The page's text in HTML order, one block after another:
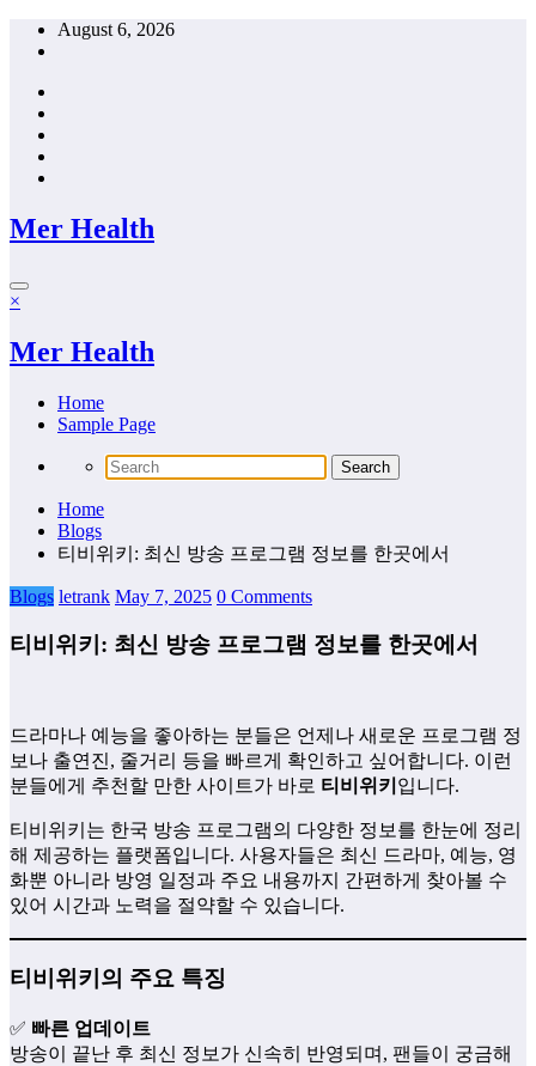
Skip
August 6, 2026
Mer Health
×
Mer Health
Home
Sample Page
Home
Blogs
티비위키: 최신 방송 프로그램 정보를 한곳에서
Blogs letrank May 7, 2025 0 Comments
티비위키: 최신 방송 프로그램 정보를 한곳에서
드라마나 예능을 좋아하는 분들은 언제나 새로운 프로그램 정
보나 출연진, 줄거리 등을 빠르게 확인하고 싶어합니다. 이런
분들에게 추천할 만한 사이트가 바로 티비위키 입니다.
티비위키는 한국 방송 프로그램의 다양한 정보를 한눈에 정리
해 제공하는 플랫폼입니다. 사용자들은 최신 드라마, 예능, 영
화뿐 아니라 방영 일정과 주요 내용까지 간편하게 찾아볼 수
있어 시간과 노력을 절약할 수 있습니다.
티비위키의 주요 특징
✅ 빠른 업데이트
방송이 끝난 후 최신 정보가 신속히 반영되며, 팬들이 궁금해